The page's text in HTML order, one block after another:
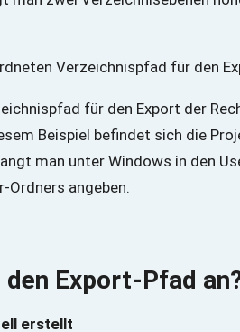
für den Export der
Beispiel befindet sich die
man unter Windows in den
Ordners angeben.
Export-Pfad
erstellt